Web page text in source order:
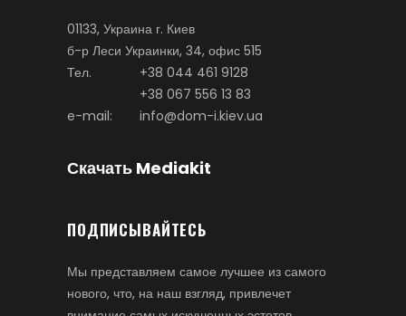
01133, Украина г. Киев
б-р Леси Украинки, 34, офис 515
Тел.
+38 044 461 9128
+38 067 556 13 83
e-mail:
info@dom-i.kiev.ua
Скачать Mediakit
ПОДПИСЫВАЙТЕСЬ
Мы представляем самое лучшее из самого
нового, что, на наш взгляд, привлечет